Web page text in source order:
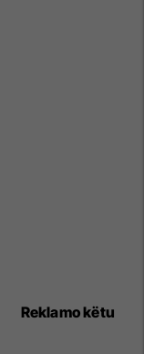
Reklamo këtu